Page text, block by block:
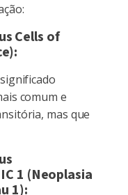
Cells of
comum e
mas que
1 (Neoplasia
1):